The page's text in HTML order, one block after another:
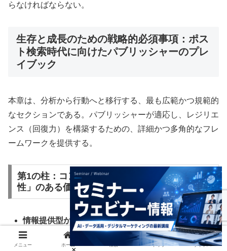
らなければならない。
生存と成長のための戦略的必須事項：ポス
ト検索時代に向けたパブリッシャーのプレ
イブック
本章は、分析から行動へと移行する、最も広範かつ規範的
なセクションである。パブリッシャーが適応し、レジリエ
ンス（回復力）を構築するための、詳細かつ多角的なフレ
ームワークを提供する。
第1の柱：コンテンツとSEOの再発明 ― 「AI耐
性」のある価値の創造
情報提供型からユニークなコンテンツへ：「レモン1
個に含まれる果汁の量」のような、AIに容易に要約さ
れてしまう一般的なロングテール情報コンテンツか
メニュー ホーム 検索 トップ サイドバー